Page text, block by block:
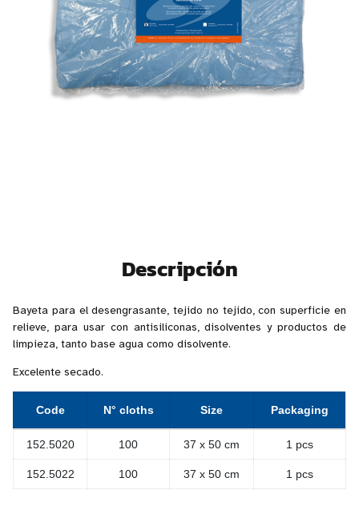
Descripción
Bayeta para el desengrasante, tejido no tejido, con superficie en
relieve, para usar con antisiliconas, disolventes y productos de
limpieza, tanto base agua como disolvente.
Excelente secado.
Code N° cloths Size Packaging
152.5020 100 37 x 50 cm 1 pcs
152.5022 100 37 x 50 cm 1 pcs